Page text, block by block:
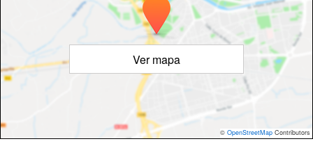
Ver mapa
© OpenStreetMap Contributors